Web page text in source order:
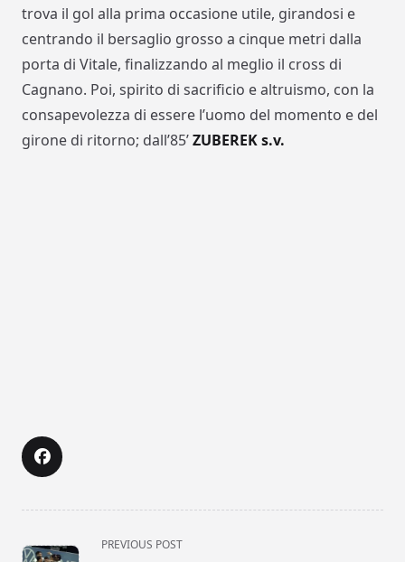
trova il gol alla prima occasione utile, girandosi e
centrando il bersaglio grosso a cinque metri dalla
porta di Vitale, finalizzando al meglio il cross di
Cagnano. Poi, spirito di sacrificio e altruismo, con la
consapevolezza di essere l’uomo del momento e del
girone di ritorno; dall’85’ZUBEREK s.v.
<span
PREVIOUS POST